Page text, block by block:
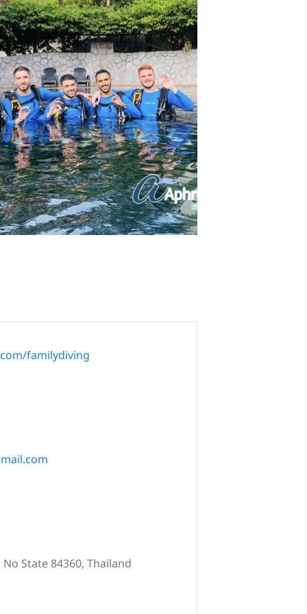
familydiving
State 84360, Thailand